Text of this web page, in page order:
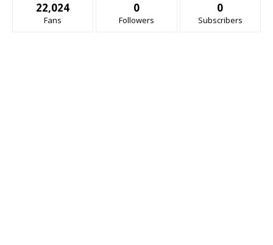
22,024
Fans
0
Followers
0
Subscribers